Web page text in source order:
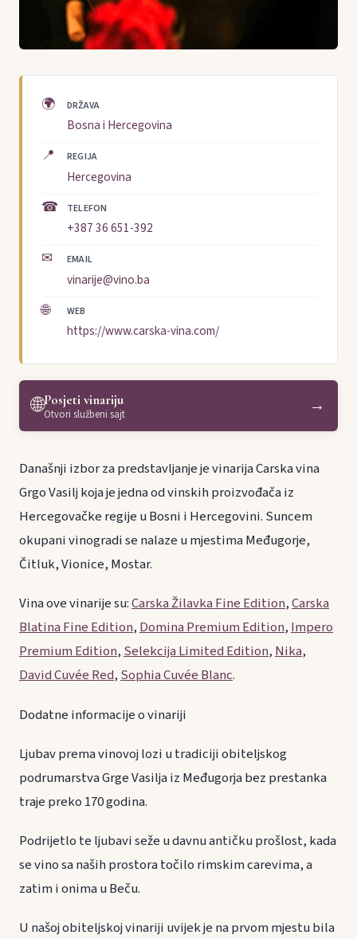
🌍 DRŽAVA
Bosna i Hercegovina
📍 REGIJA
Hercegovina
☎ TELEFON
+387 36 651-392
✉ EMAIL
vinarije@vino.ba
🌐 WEB
https://www.carska-vina.com/
🌐Posjeti vinariju
Otvori službeni sajt →
Današnji izbor za predstavljanje je vinarija Carska vina
Grgo Vasilj koja je jedna od vinskih proizvođača iz
Hercegovačke regije u Bosni i Hercegovini. Suncem
okupani vinogradi se nalaze u mjestima Međugorje,
Čitluk, Vionice, Mostar.
Vina ove vinarije su:Carska Žilavka Fine Edition,Carska
Blatina Fine Edition,Domina Premium Edition,Impero
Premium Edition,Selekcija Limited Edition,Nika,
David Cuvée Red,Sophia Cuvée Blanc.
Dodatne informacije o vinariji
Ljubav prema vinovoj lozi u tradiciji obiteljskog
podrumarstva Grge Vasilja iz Međugorja bez prestanka
traje preko 170 godina.
Podrijetlo te ljubavi seže u davnu antičku prošlost, kada
se vino sa naših prostora točilo rimskim carevima, a
zatim i onima u Beču.
U našoj obiteljskoj vinariji uvijek je na prvom mjestu bila